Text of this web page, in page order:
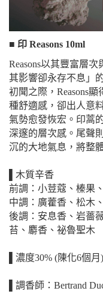
■ 印 Reasons 10ml
Reasons以其豐富層
其影響卻永存不息」
初聞之際，Reasons
種舒適感，卻出人意
氣勢愈發恢宏。印蒿
深邃的層次感。尾聲
沉的大地氣息，將整
▌木質辛香
前調：小荳蔻、榛果
中調：廣藿香、松木
後調：安息香、岩薔
苔、麝香、祕魯聖木
▌濃度30% (陳化6個月)
▌調香師：Bertrand